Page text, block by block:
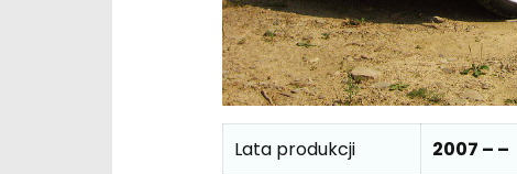
Lata produkcji
2007 – –